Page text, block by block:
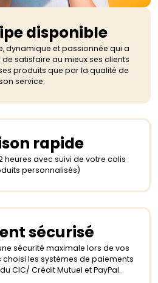
disponible
dynamique et passionnée qui a
satisfaire au mieux ses clients
produits que par la qualité de
service.
rapide
heures avec suivi de votre colis
personnalisés)
sécurisé
sécurité maximale lors de vos
les systèmes de paiements
CIC/ Crédit Mutuel et PayPal.